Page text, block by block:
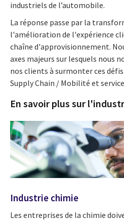
industriels de l’automobile.
La réponse passe par la
l'amélioration de l'expérience
chaîne d'approvisionnement.
axes majeurs sur lesquels nous
nos clients à surmonter ces
Supply Chain / Mobilité et
En savoir plus sur
Industrie chimie
Les entreprises de la chimie